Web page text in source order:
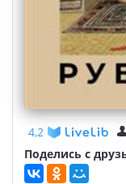
4,2
Поделись с